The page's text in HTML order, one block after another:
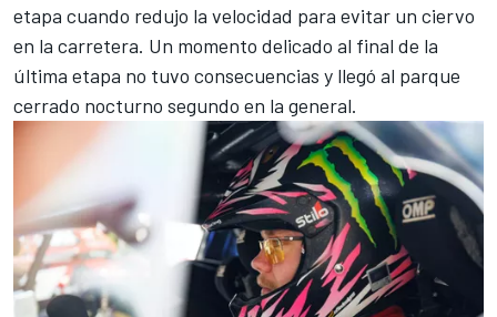
etapa cuando redujo la velocidad para evitar un ciervo
en la carretera. Un momento delicado al final de la
última etapa no tuvo consecuencias y llegó al parque
cerrado nocturno segundo en la general.